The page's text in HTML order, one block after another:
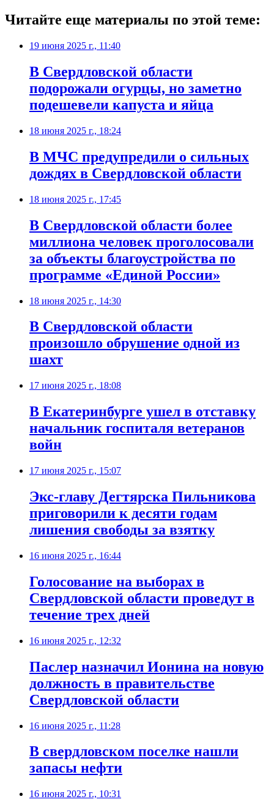
Читайте еще материалы по этой теме:
19 июня 2025 г., 11:40
В Свердловской области
подорожали огурцы, но заметно
подешевели капуста и яйца
18 июня 2025 г., 18:24
В МЧС предупредили о сильных
дождях в Свердловской области
18 июня 2025 г., 17:45
В Свердловской области более
миллиона человек проголосовали
за объекты благоустройства по
программе «Единой России»
18 июня 2025 г., 14:30
В Свердловской области
произошло обрушение одной из
шахт
17 июня 2025 г., 18:08
В Екатеринбурге ушел в отставку
начальник госпиталя ветеранов
войн
17 июня 2025 г., 15:07
Экс-главу Дегтярска Пильникова
приговорили к десяти годам
лишения свободы за взятку
16 июня 2025 г., 16:44
Голосование на выборах в
Свердловской области проведут в
течение трех дней
16 июня 2025 г., 12:32
Паслер назначил Ионина на новую
должность в правительстве
Свердловской области
16 июня 2025 г., 11:28
В свердловском поселке нашли
запасы нефти
16 июня 2025 г., 10:31